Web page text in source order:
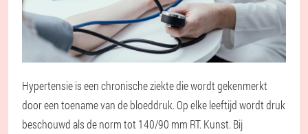
Hypertensie is een chronische ziekte die wordt gekenmerkt
door een toename van de bloeddruk. Op elke leeftijd wordt druk
beschouwd als de norm tot 140/90 mm RT. Kunst. Bij